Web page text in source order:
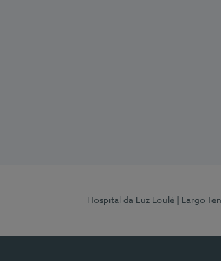
Hospital da Luz Loulé | Largo